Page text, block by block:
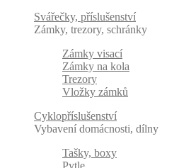
Svářečky, příslušenství
Zámky, trezory, schránky
Zámky visací
Zámky na kola
Trezory
Vložky zámků
Cyklopříslušenství
Vybavení domácnosti, dílny
Tašky, boxy
Pytle